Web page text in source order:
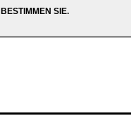
BESTIMMEN SIE.